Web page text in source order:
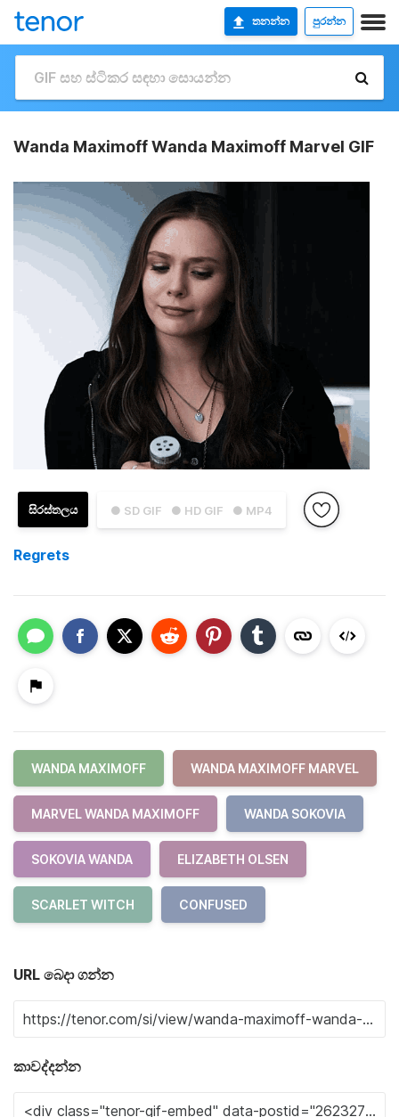
තනන්න පුරන්න
Wanda Maximoff Wanda Maximoff Marvel GIF
● SD GIF ● HD GIF ● MP4
සිරස්තලය
Regrets
WANDA MAXIMOFF WANDA MAXIMOFF MARVEL
MARVEL WANDA MAXIMOFF WANDA SOKOVIA
SOKOVIA WANDA ELIZABETH OLSEN
SCARLET WITCH CONFUSED
URL බෙදා ගන්න
කාවද්දන්න